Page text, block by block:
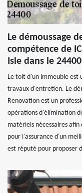
Le démoussage
compétence de
Isle dans le 24400
Le toit d'un immeuble est
travaux d'entretien. Le
Renovation est un
opérations d'élimination
matériels nécessaires
pour l'assurance d'un
est réputé pour proposer